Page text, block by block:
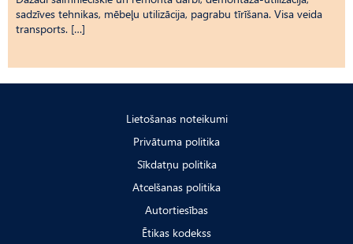
sadzīves tehnikas, mēbeļu utilizācija, pagrabu tīrīšana. Visa veida
transports. […]
Lietošanas noteikumi
Privātuma politika
Sīkdatņu politika
Atcelšanas politika
Autortiesības
Ētikas kodekss